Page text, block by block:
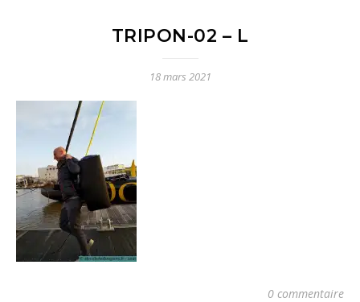
TRIPON-02 – L
18 mars 2021
0 commentaire